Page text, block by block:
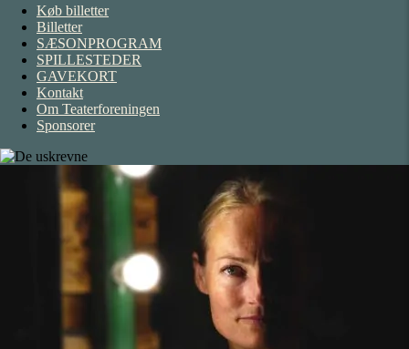
Køb billetter
Billetter
SÆSONPROGRAM
SPILLESTEDER
GAVEKORT
Kontakt
Om Teaterforeningen
Sponsorer